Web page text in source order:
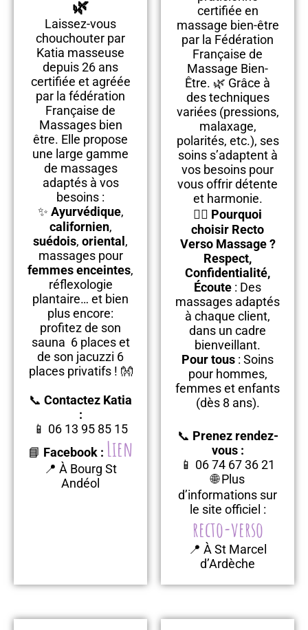
🌿
Laissez-vous
chouchouter par
Katia masseuse
depuis 26 ans
certifiée et agréée
par la fédération
Française de
Massages bien
être. Elle propose
une large gamme
de massages
adaptés à vos
besoins :
✨ Ayurvédique,
californien,
suédois, oriental ,
massages pour
femmes enceintes,
réflexologie
plantaire… et bien
plus encore:
profitez de son
sauna 6 places et
de son jacuzzi 6
places privatifs ! 👐
📞 Contactez Katia
:
📱 06 13 95 85 15
📘 Facebook : Lien
📍 À Bourg St
Andéol
certifiée en
massage bien-être
par la Fédération
Française de
Massage Bien-
Être. 🌿 Grâce à
des techniques
variées (pressions,
malaxage,
polarités, etc.), ses
soins s’adaptent à
vos besoins pour
vous offrir détente
et harmonie.
💆‍♀️ Pourquoi
choisir Recto
Verso Massage ?
Respect,
Confidentialité,
Écoute : Des
massages adaptés
à chaque client,
dans un cadre
bienveillant.
Pour tous : Soins
pour hommes,
femmes et enfants
(dès 8 ans).
📞 Prenez rendez-
vous :
📱 06 74 67 36 21
🌐 Plus
d’informations sur
le site officiel :
recto-verso
📍 À St Marcel
d’Ardèche